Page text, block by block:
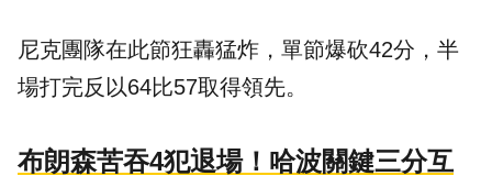
尼克團隊在此節狂轟猛炸，單節爆砍42分，半
場打完反以64比57取得領先。
布朗森苦吞4犯退場！哈波關鍵三分互